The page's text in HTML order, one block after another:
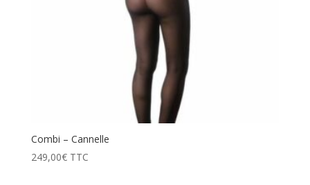
Combi – Cannelle
249,00€ TTC